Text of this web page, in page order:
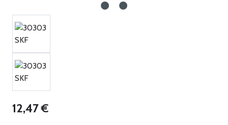
Regulärer Preis:
12,47 €